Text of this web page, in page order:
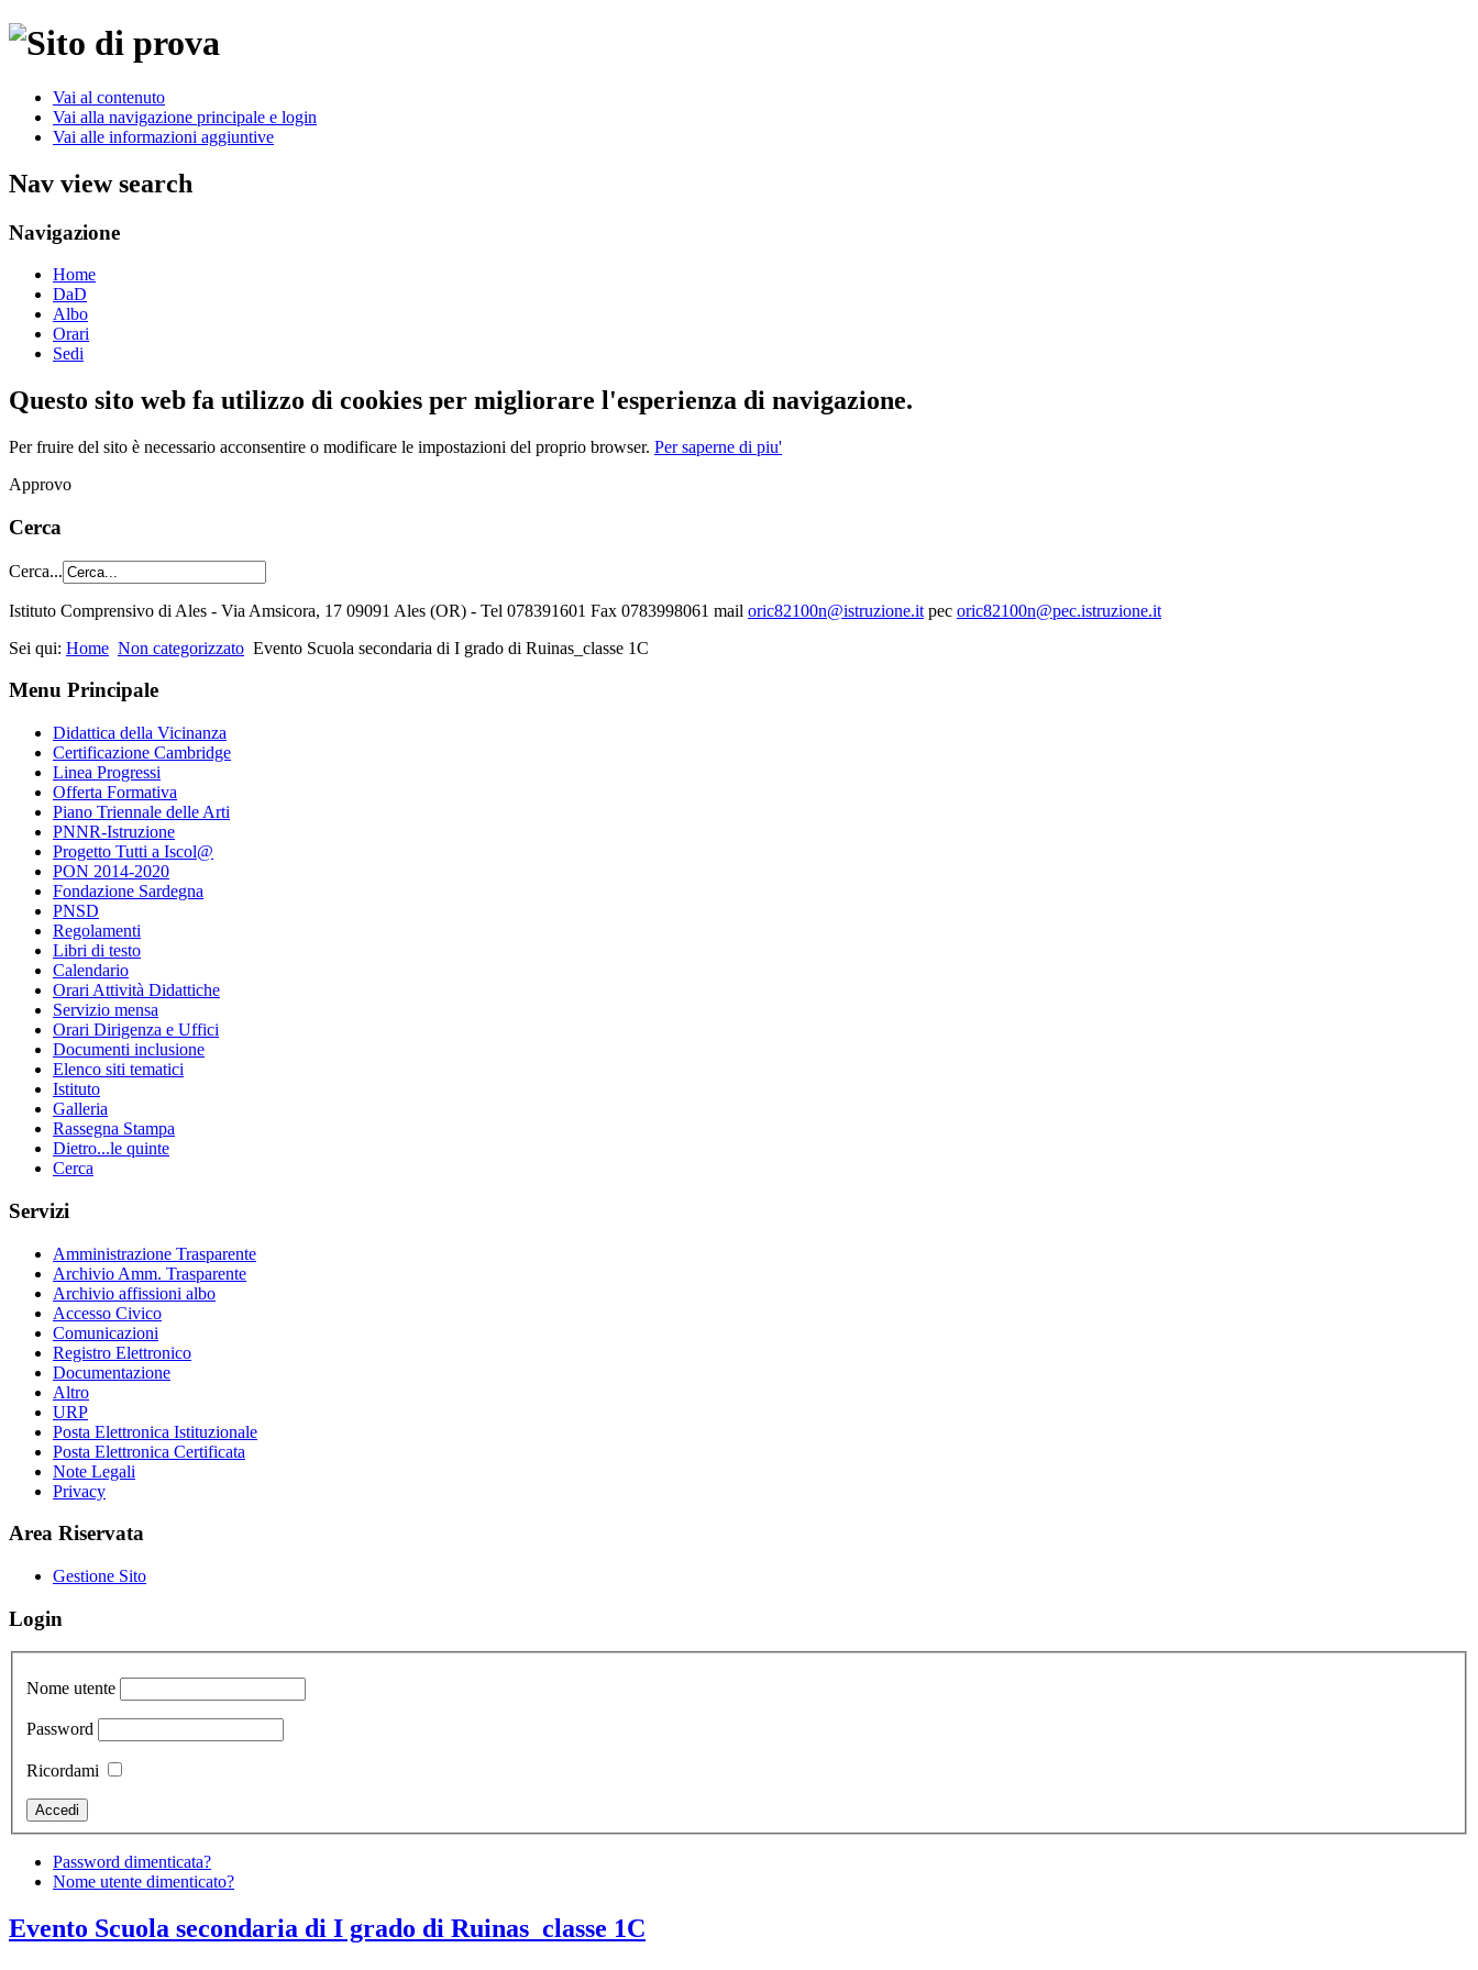
Vai al contenuto
Vai alla navigazione principale e login
Vai alle informazioni aggiuntive
Nav view search
Navigazione
Home
DaD
Albo
Orari
Sedi
Questo sito web fa utilizzo di cookies per migliorare l'esperienza di navigazione.
Per fruire del sito è necessario acconsentire o modificare le impostazioni del proprio browser. Per saperne di piu'
Approvo
Cerca
Cerca...
Istituto Comprensivo di Ales - Via Amsicora, 17 09091 Ales (OR) - Tel 078391601 Fax 0783998061 mail oric82100n@istruzione.it pec oric82100n@pec.istruzione.it
Sei qui: Home Non categorizzato Evento Scuola secondaria di I grado di Ruinas_classe 1C
Menu Principale
Didattica della Vicinanza
Certificazione Cambridge
Linea Progressi
Offerta Formativa
Piano Triennale delle Arti
PNNR-Istruzione
Progetto Tutti a Iscol@
PON 2014-2020
Fondazione Sardegna
PNSD
Regolamenti
Libri di testo
Calendario
Orari Attività Didattiche
Servizio mensa
Orari Dirigenza e Uffici
Documenti inclusione
Elenco siti tematici
Istituto
Galleria
Rassegna Stampa
Dietro...le quinte
Cerca
Servizi
Amministrazione Trasparente
Archivio Amm. Trasparente
Archivio affissioni albo
Accesso Civico
Comunicazioni
Registro Elettronico
Documentazione
Altro
URP
Posta Elettronica Istituzionale
Posta Elettronica Certificata
Note Legali
Privacy
Area Riservata
Gestione Sito
Login
Nome utente
Password
Ricordami
Password dimenticata?
Nome utente dimenticato?
Evento Scuola secondaria di I grado di Ruinas_classe 1C